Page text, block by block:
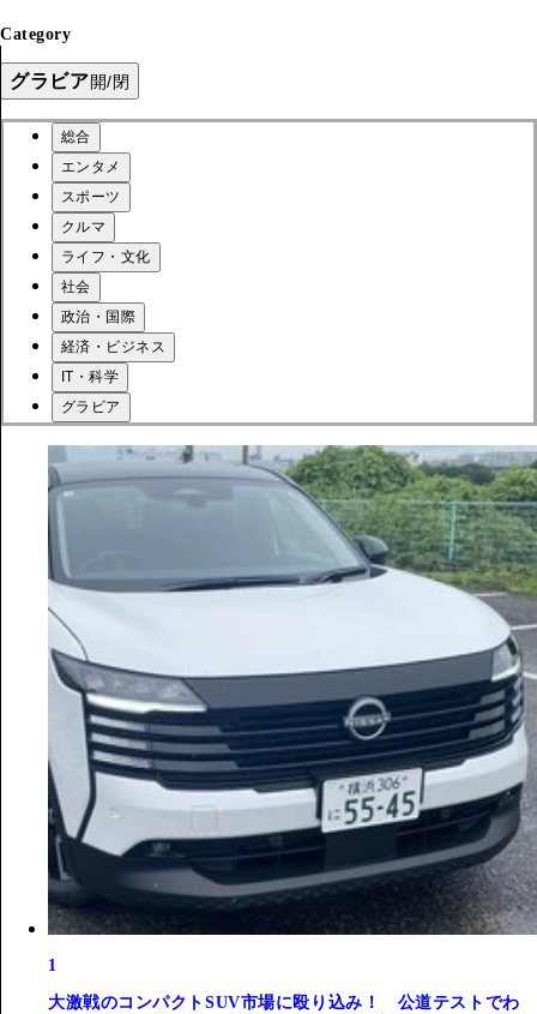
Category
グラビア開/閉
総合
エンタメ
スポーツ
クルマ
ライフ・文化
社会
政治・国際
経済・ビジネス
IT・科学
グラビア
1
大激戦のコンパクトSUV市場に殴り込み！ 公道テストでわ